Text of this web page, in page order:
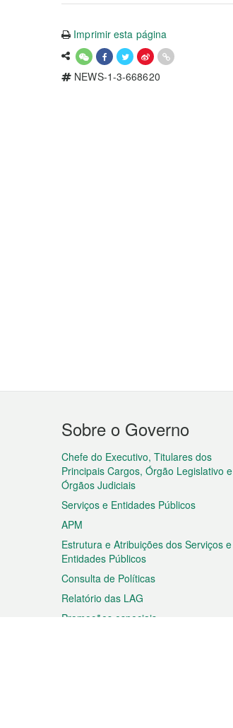
Imprimir esta página
NEWS-1-3-668620
Menu
do
rodapé
Sobre o Governo
Chefe do Executivo, Titulares dos
Principais Cargos, Órgão Legislativo e
Órgãos Judiciais
Serviços e Entidades Públicos
APM
Estrutura e Atribuições dos Serviços e
Entidades Públicos
Consulta de Políticas
Relatório das LAG
Promoções especiais